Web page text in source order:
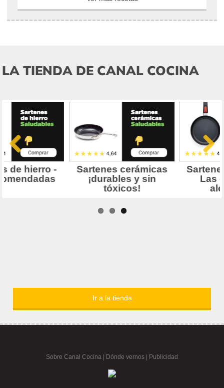
LA TIENDA DE CANAL COCINA
Ir a la tienda
Sobre Canal Cocina Dónde vernos | Publicidad